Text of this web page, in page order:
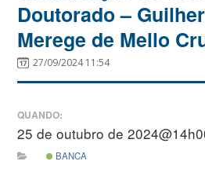
Doutorado –
Merege de Mello
27/09/2024 11:54
QUANDO:
25 de outubro de
BANCA